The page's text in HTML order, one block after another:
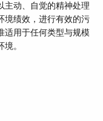
主动、自觉的精神处理
境绩效，进行有效的污
适用于任何类型与规模
。